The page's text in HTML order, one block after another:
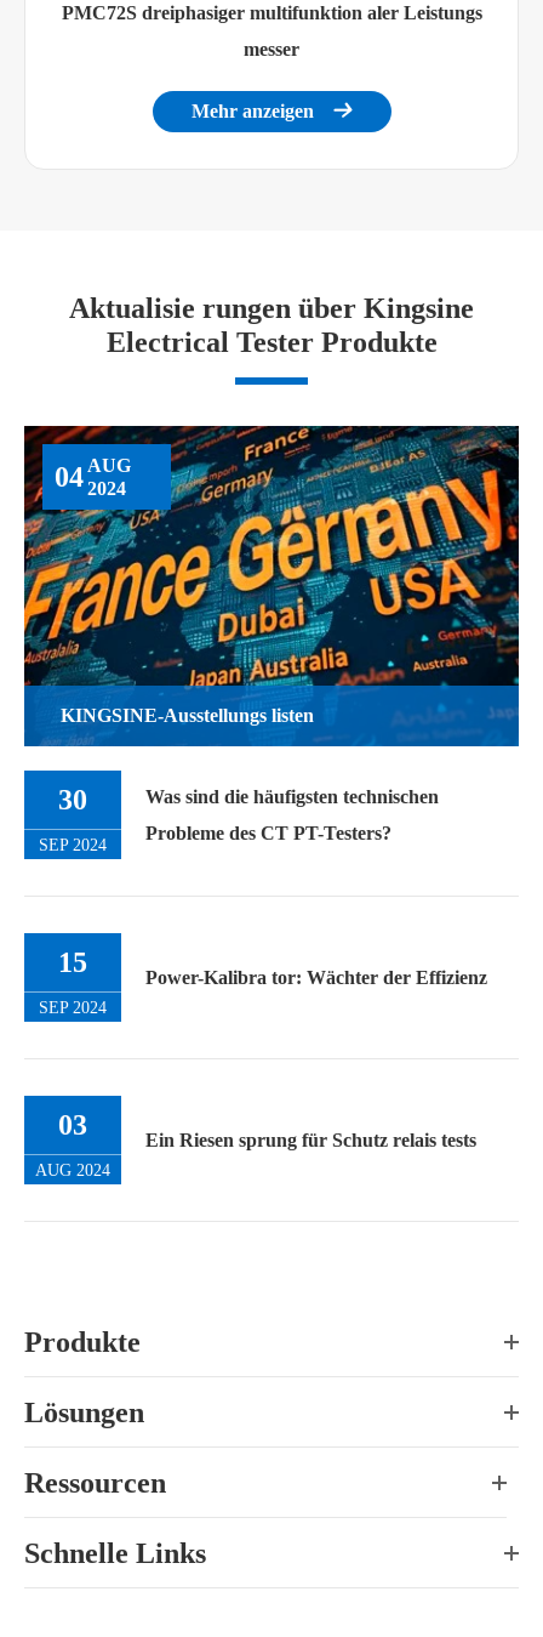
PMC72S dreiphasiger multifunktion aler Leistungs
messer
Mehr anzeigen 
Aktualisie rungen über Kingsine
Electrical Tester Produkte
KINGSINE-Ausstellungs listen
04 AUG
2024
30
SEP 2024
Was sind die häufigsten technischen
Probleme des CT PT-Testers?
15
SEP 2024
Power-Kalibra tor: Wächter der Effizienz
03
AUG 2024
Ein Riesen sprung für Schutz relais tests
Produkte
Lösungen
Ressourcen
Schnelle Links